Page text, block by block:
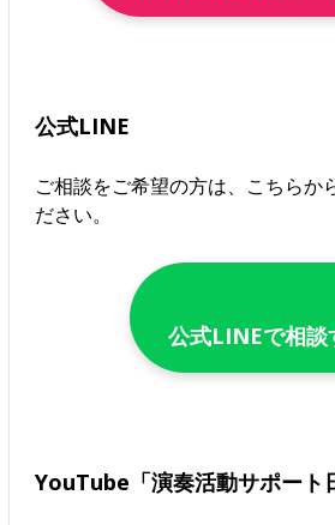
公式LINE
ご相談をご希望の方は、こちらか
ださい。
公式LINEで相談
YouTube「演奏活動サポート